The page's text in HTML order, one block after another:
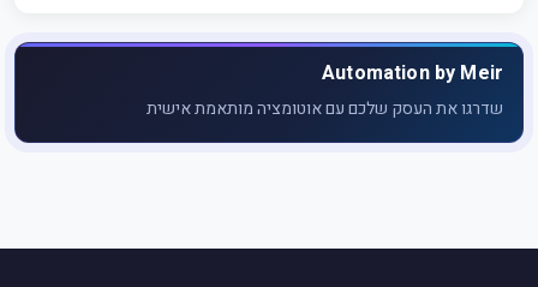
Automation by Meir
שדרגו את העסק שלכם עם אוטומציה מותאמת אישית